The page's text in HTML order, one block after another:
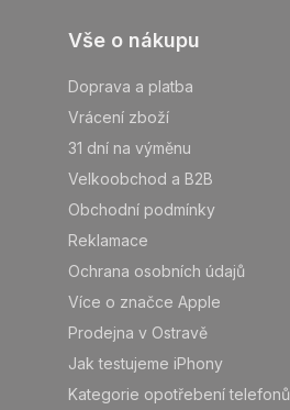
Vše o nákupu
Doprava a platba
Vrácení zboží
31 dní na výměnu
Velkoobchod a B2B
Obchodní podmínky
Reklamace
Ochrana osobních údajů
Více o značce Apple
Prodejna v Ostravě
Jak testujeme iPhony
Kategorie opotřebení telefonů